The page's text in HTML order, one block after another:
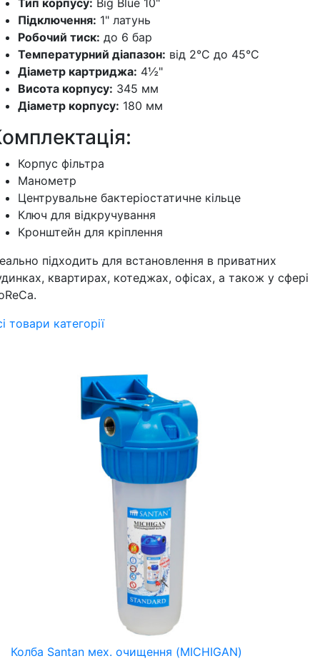
Тип корпусу: Big Blue 10"
Підключення: 1" латунь
Робочий тиск: до 6 бар
Температурний діапазон: від 2°C до 45°C
Діаметр картриджа: 4½"
Висота корпусу: 345 мм
Діаметр корпусу: 180 мм
Корпус фільтра
Манометр
Центрувальне бактеріостатичне кільце
Ключ для відкручування
Кронштейн для кріплення
підходить для встановлення в приватних
квартирах, котеджах, офісах, а також у сфері
товари категорії
Колба Santan мех. очищення (MICHIGAN)